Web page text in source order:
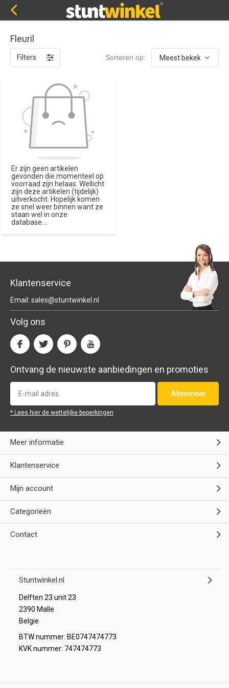
Fleuril
Filters Sorteren op:
Er zijn geen artikelen
gevonden die momenteel op
voorraad zijn helaas. Wellicht
zijn deze artikelen (tijdelijk)
uitverkocht. Hopelijk komen
ze snel weer binnen want ze
staan wel in onze
database....
Klantenservice
Email: sales@stuntwinkel.nl
Volg ons
Ontvang de nieuwste aanbiedingen en promoties
Abonneer
* Lees hier de wettelijke beperkingen
Meer informatie
Klantenservice
Mijn account
Categorieën
Contact
Stuntwinkel.nl
Delften 23 unit 23
2390 Malle
Belgie
BTW nummer: BE0747474773
KVK nummer: 747474773